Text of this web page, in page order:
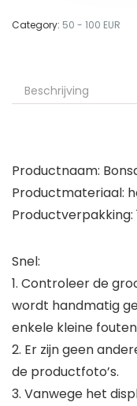
Category: 50 - 100 EUR
Beschrijving
Productnaam:
Productmateriaal:
Productverpakking:
Snel:
1. Controleer de
wordt handmatig
enkele kleine
2. Er zijn geen
de productfoto’s.
3. Vanwege het